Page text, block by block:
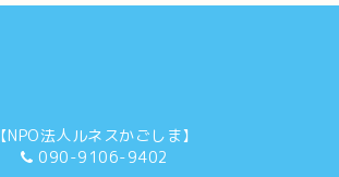
【NPO法人ルネスかごしま】
090-9106-9402